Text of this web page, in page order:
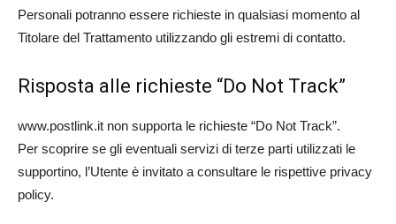
Personali potranno essere richieste in qualsiasi momento al
Titolare del Trattamento utilizzando gli estremi di contatto.
Risposta alle richieste “Do Not Track”
www.postlink.it non supporta le richieste “Do Not Track”.
Per scoprire se gli eventuali servizi di terze parti utilizzati le
supportino, l’Utente è invitato a consultare le rispettive privacy
policy.